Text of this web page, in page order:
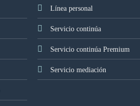
Línea personal
Servicio continúa
Servicio continúa Premium
Servicio mediación